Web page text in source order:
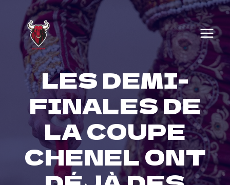
content
LES DEMI-
FINALES DE
LA COUPE
CHENEL ONT